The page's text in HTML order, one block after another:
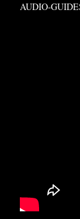
AUDIO-